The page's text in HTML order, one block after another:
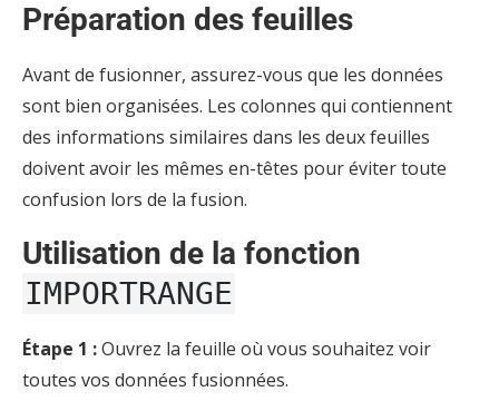
Préparation des feuilles
Avant de fusionner, assurez-vous que les données
sont bien organisées. Les colonnes qui contiennent
des informations similaires dans les deux feuilles
doivent avoir les mêmes en-têtes pour éviter toute
confusion lors de la fusion.
Utilisation de la fonction
IMPORTRANGE
Étape 1 :Ouvrez la feuille où vous souhaitez voir
toutes vos données fusionnées.